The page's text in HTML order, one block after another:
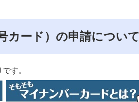
カード）の申請について
す。